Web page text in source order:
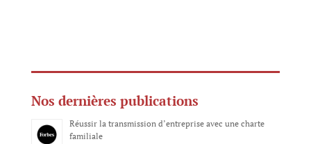
Nos dernières publications
Réussir la transmission d’entreprise avec une charte
familiale